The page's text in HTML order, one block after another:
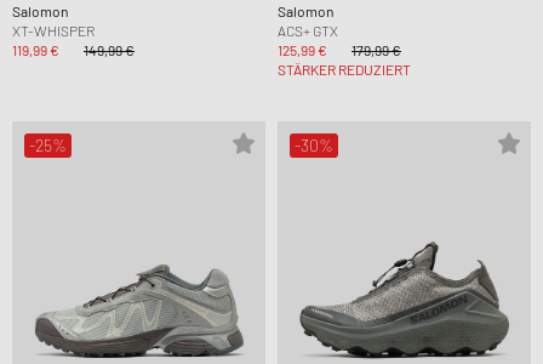
Salomon
XT-WHISPER
119,99 €
149,99 €
Salomon
ACS+ GTX
125,99 €
179,99 €
STÄRKER REDUZIERT
-25% -30%